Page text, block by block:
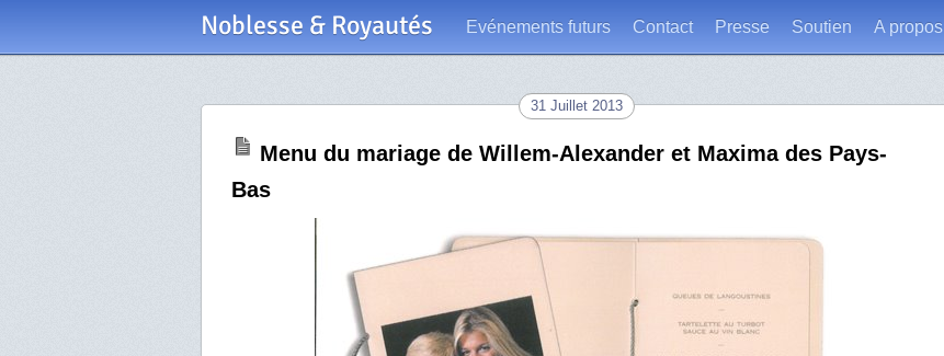
Noblesse & Royautés Evénements futurs Contact Presse Soutien A propos
31 Juillet 2013
Menu du mariage de Willem-Alexander et Maxima des Pays-
Bas